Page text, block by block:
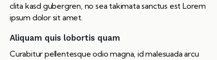
clita kasd gubergren, no sea takimata sanctus est Lorem
ipsum dolor sit amet.
Aliquam quis lobortis quam
Curabitur pellentesque odio magna, id malesuada arcu